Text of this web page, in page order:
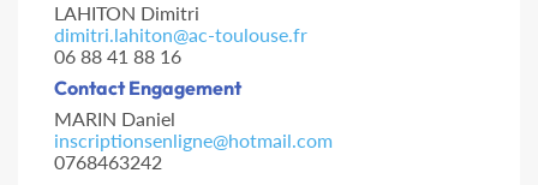
LAHITON Dimitri
dimitri.lahiton@ac-toulouse.fr
06 88 41 88 16
Contact Engagement
MARIN Daniel
inscriptionsenligne@hotmail.com
0768463242